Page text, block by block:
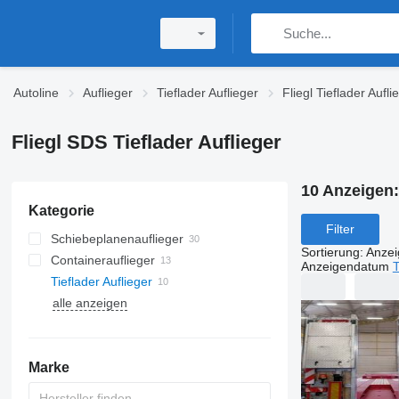
Autoline Auflieger Tieflader Auflieger Fliegl Tieflader
Fliegl SDS Tieflader Auflieger
Kategorie
Schiebeplanenauflieger
Containerauflieger
Tieflader Auflieger
alle anzeigen
Marke
10 Anzeigen:
Filter
Sortierung:
Anzeigendatum